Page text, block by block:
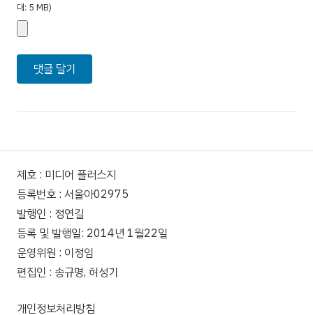
대: 5 MB)
제호 : 미디어 플러스지
등록번호 : 서울아02975
발행인 : 정연길
등록 및 발행일: 2014년 1월22일
운영위원 : 이정임
편집인 : 송규명, 허성기
개인정보처리방침